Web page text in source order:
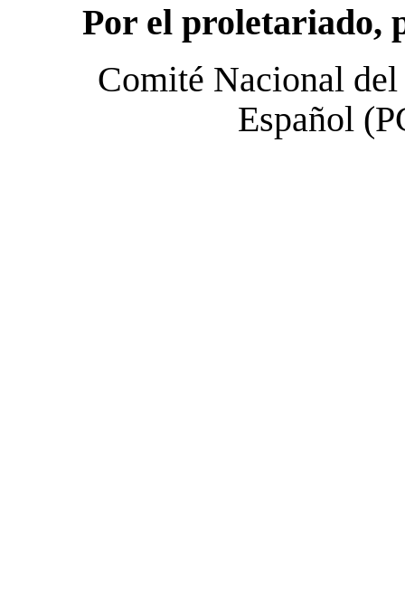
Por el proletariado,
Comité Nacional
Español